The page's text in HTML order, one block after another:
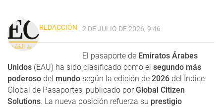
REDACCIÓN 2 DE JULIO DE 2026, 9:46
El pasaporte de Emiratos Árabes
Unidos (EAU) ha sido clasificado como el segundo más
poderoso del mundo según la edición de 2026 del Índice
Global de Pasaportes, publicado porGlobal Citizen
Solutions. La nueva posición refuerza su prestigio